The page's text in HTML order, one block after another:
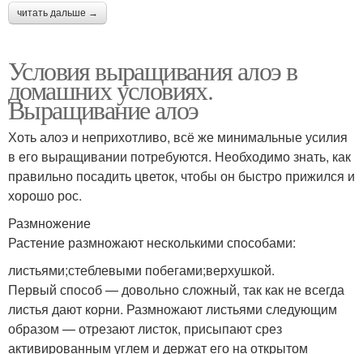
читать дальше →
Условия выращивания алоэ в
домашних условиях.
Выращивание алоэ
Хоть алоэ и неприхотливо, всё же минимальные усилия
в его выращивании потребуются. Необходимо знать, как
правильно посадить цветок, чтобы он быстро прижился и
хорошо рос.
Размножение
Растение размножают несколькими способами:
листьями;стеблевыми побегами;верхушкой.
Первый способ — довольно сложный, так как не всегда
листья дают корни. Размножают листьями следующим
образом — отрезают листок, присыпают срез
активированным углем и держат его на открытом